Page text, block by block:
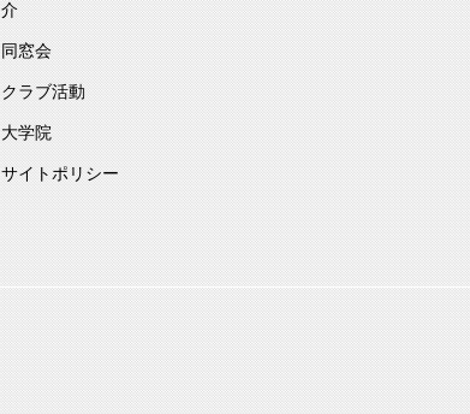
介
同窓会
クラブ活動
大学院
サイトポリシー